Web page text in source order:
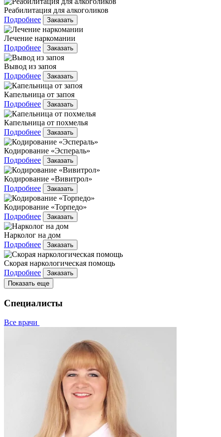
Реабилитация для алкоголиков
Подробнее
Заказать
Лечение наркомании
Подробнее
Заказать
Вывод из запоя
Подробнее
Заказать
Капельница от запоя
Подробнее
Заказать
Капельница от похмелья
Подробнее
Заказать
Кодирование «Эспераль»
Подробнее
Заказать
Кодирование «Вивитрол»
Подробнее
Заказать
Кодирование «Торпедо»
Подробнее
Заказать
Нарколог на дом
Подробнее
Заказать
Скорая наркологическая помощь
Подробнее
Заказать
Показать еще
Специалисты
Все врачи